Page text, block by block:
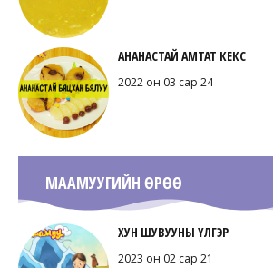
АНАНАСТАЙ АМТАТ КЕКС
2022 он 03 сар 24
МААМУУГИЙН ӨРӨӨ
ХУН ШУВУУНЫ ҮЛГЭР
2023 он 02 сар 21